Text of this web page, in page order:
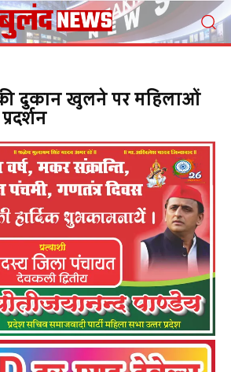
दुकान खुलने पर महिलाओं